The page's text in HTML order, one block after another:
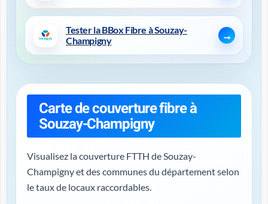
Tester la BBox Fibre à Souzay-
Champigny
Carte de couverture fibre à
Souzay-Champigny
Visualisez la couverture FTTH de Souzay-
Champigny et des communes du département selon
le taux de locaux raccordables.